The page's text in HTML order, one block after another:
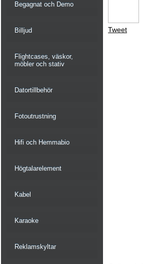
Begagnat och Demo
Billjud
Flightcases, väskor,
möbler och stativ
Datortillbehör
Fotoutrustning
Hifi och Hemmabio
Högtalarelement
Kabel
Karaoke
Reklamskyltar
Tweet